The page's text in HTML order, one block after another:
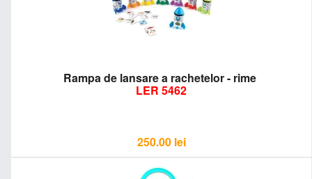
Rampa de lansare a rachetelor - rime
LER 5462
250.00 lei